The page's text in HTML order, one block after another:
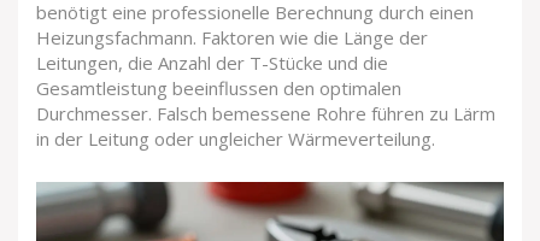
benötigt eine professionelle Berechnung durch einen
Heizungsfachmann. Faktoren wie die Länge der
Leitungen, die Anzahl der T-Stücke und die
Gesamtleistung beeinflussen den optimalen
Durchmesser. Falsch bemessene Rohre führen zu Lärm
in der Leitung oder ungleicher Wärmeverteilung.